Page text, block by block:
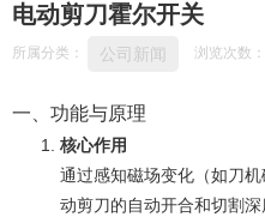
电动剪刀霍尔开关
所属分类： 公司新闻 浏览次数：
一、功能与原理
核心作用
通过感知磁场变化（如刀
动剪刀的自动开合和切割深